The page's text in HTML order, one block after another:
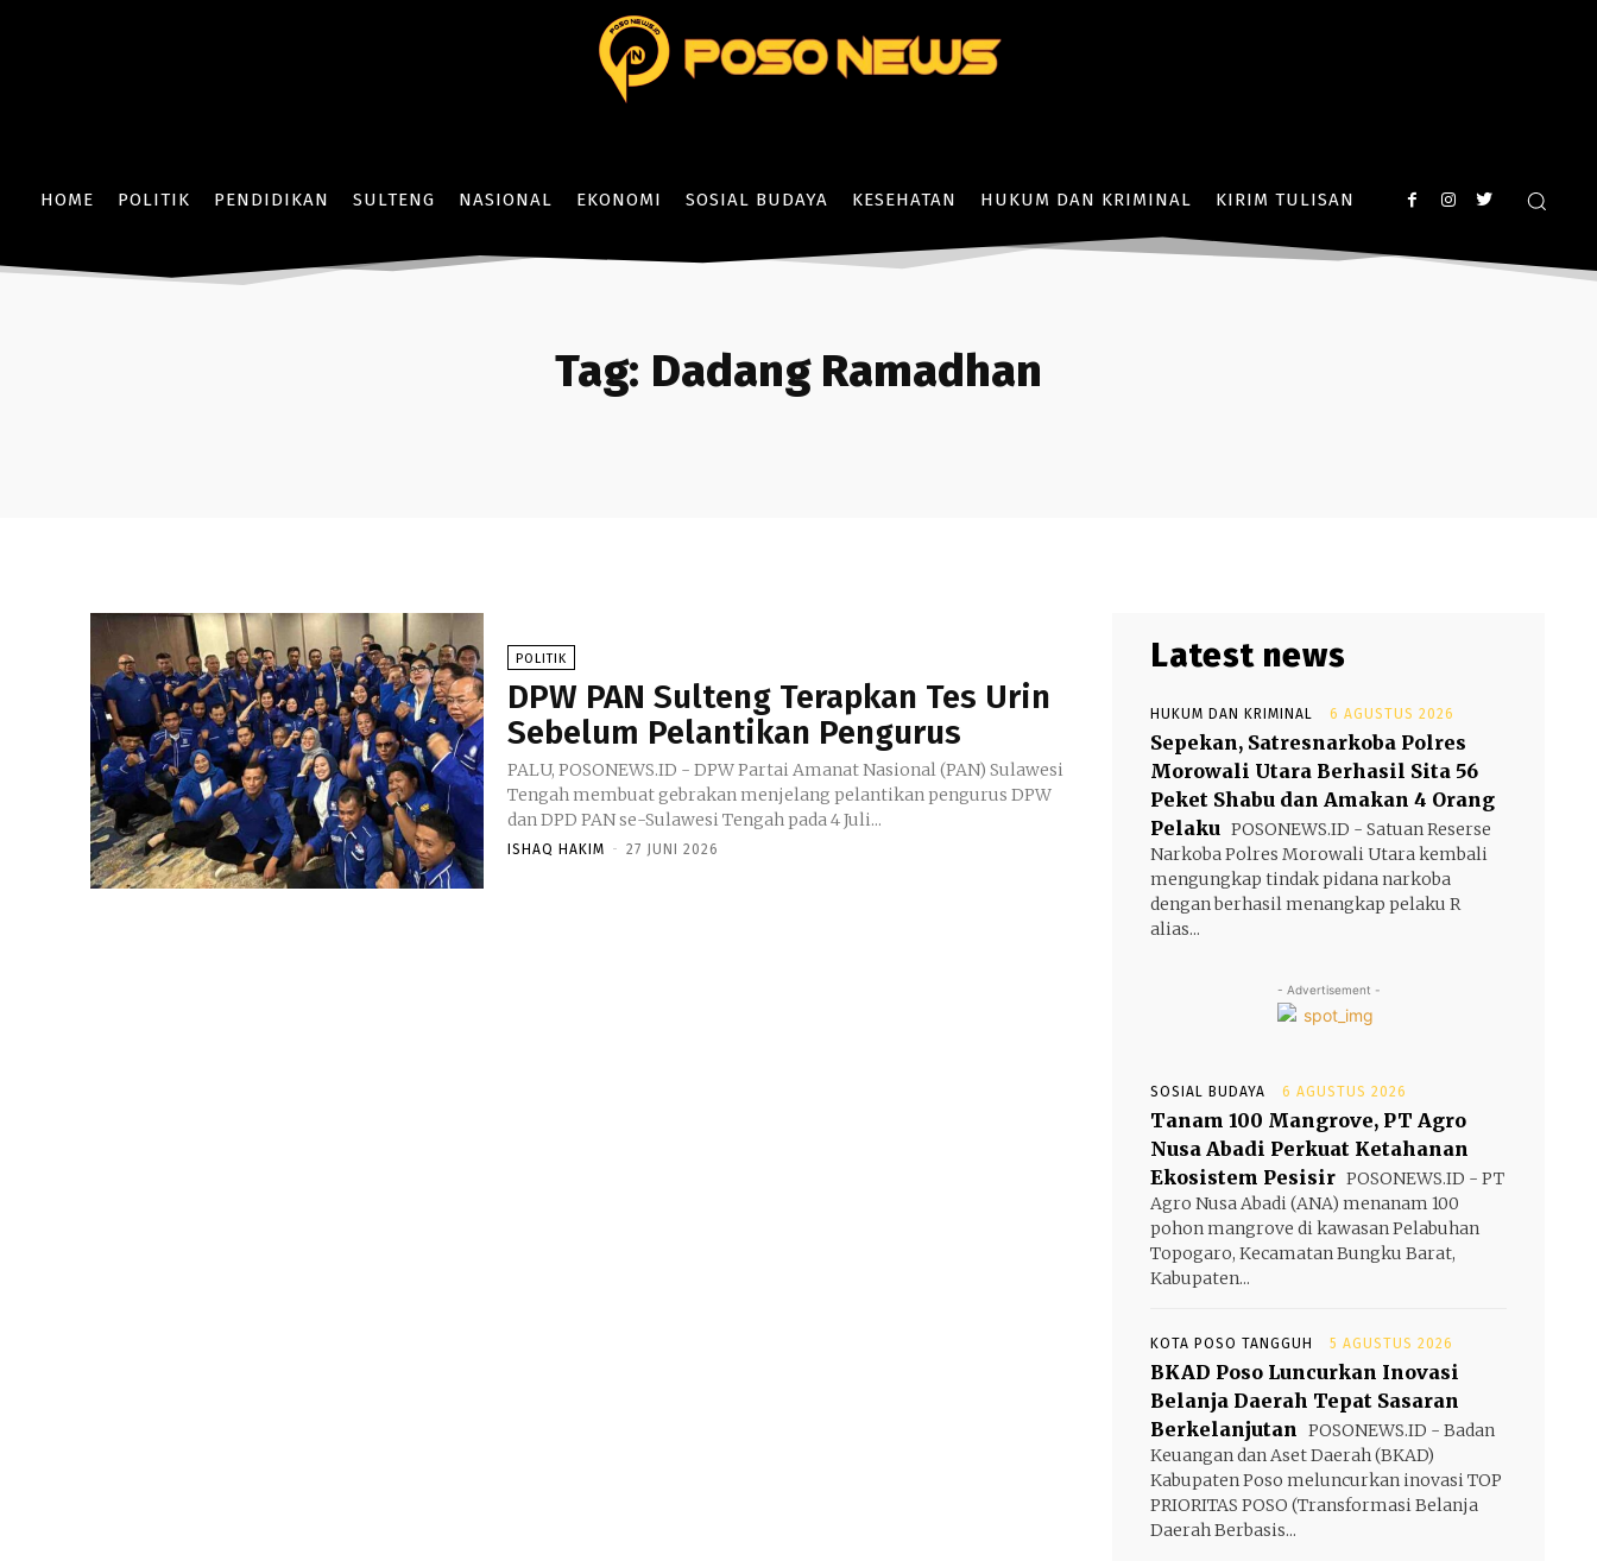
HOME POLITIK PENDIDIKAN SULTENG NASIONAL EKONOMI SOSIAL BUDAYA KESEHATAN HUKUM DAN KRIMINAL KIRIM TULISAN
Tag: Dadang Ramadhan
POLITIK
DPW PAN Sulteng Terapkan Tes Urin
Sebelum Pelantikan Pengurus
PALU, POSONEWS.ID - DPW Partai Amanat Nasional (PAN) Sulawesi
Tengah membuat gebrakan menjelang pelantikan pengurus DPW
dan DPD PAN se-Sulawesi Tengah pada 4 Juli...
ISHAQ HAKIM - 27 JUNI 2026
Latest news
HUKUM DAN KRIMINAL 6 AGUSTUS 2026
Sepekan, Satresnarkoba Polres
Morowali Utara Berhasil Sita 56
Peket Shabu dan Amakan 4 Orang
Pelaku POSONEWS.ID - Satuan Reserse
Narkoba Polres Morowali Utara kembali
mengungkap tindak pidana narkoba
dengan berhasil menangkap pelaku R
alias...
- Advertisement -
SOSIAL BUDAYA 6 AGUSTUS 2026
Tanam 100 Mangrove, PT Agro
Nusa Abadi Perkuat Ketahanan
Ekosistem Pesisir POSONEWS.ID - PT
Agro Nusa Abadi (ANA) menanam 100
pohon mangrove di kawasan Pelabuhan
Topogaro, Kecamatan Bungku Barat,
Kabupaten...
KOTA POSO TANGGUH 5 AGUSTUS 2026
BKAD Poso Luncurkan Inovasi
Belanja Daerah Tepat Sasaran
Berkelanjutan POSONEWS.ID - Badan
Keuangan dan Aset Daerah (BKAD)
Kabupaten Poso meluncurkan inovasi TOP
PRIORITAS POSO (Transformasi Belanja
Daerah Berbasis...